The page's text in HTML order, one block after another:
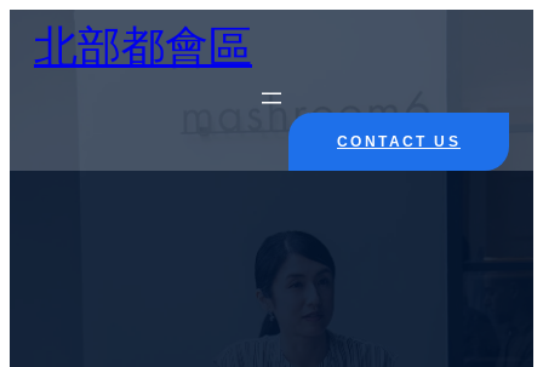
北部都會區
CONTACT US